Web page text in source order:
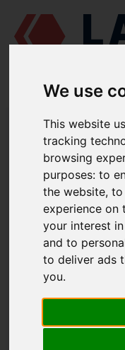
We use
This website
tracking
browsing
purposes:to
the website,to
experience on
your interest
and to
to deliver ads
you.
LAUDAT SUPPLY/
/ CASQUILLO INFERIOR
LAUDAT
RUMO
6 CHRN 36/45 - G60
CATEGORIA DE
CASQUILLO
NÚMERO DE